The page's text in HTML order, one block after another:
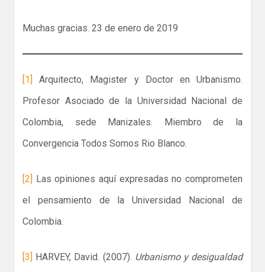
Muchas gracias. 23 de enero de 2019
[1]
Arquitecto, Magister y Doctor en Urbanismo.
Profesor Asociado de la Universidad Nacional de
Colombia, sede Manizales. Miembro de la
Convergencia Todos Somos Rio Blanco.
[2] Las opiniones aquí expresadas no comprometen
el pensamiento de la Universidad Nacional de
Colombia.
[3] HARVEY, David. (2007). Urbanismo y desigualdad